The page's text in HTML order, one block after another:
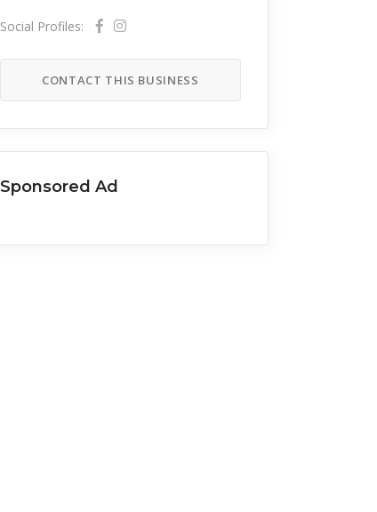
Social Profiles:
CONTACT THIS BUSINESS
Sponsored Ad